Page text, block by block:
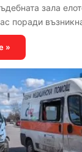
зала
поради
»